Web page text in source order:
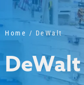
Home / DeWalt
DeWalt